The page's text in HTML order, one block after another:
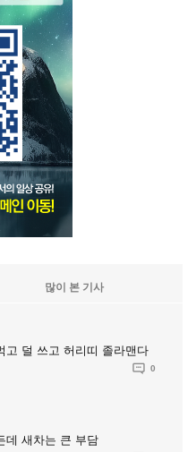
많이 본 기사
고 덜 쓰고 허리띠 졸라맨다
0
데 새차는 큰 부담